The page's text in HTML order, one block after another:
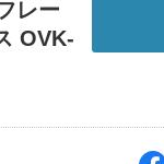
レー
OVK-